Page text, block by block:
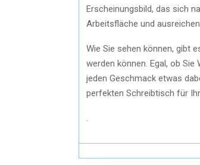
Erscheinungsbild, das sich
Arbeitsfläche und
Wie Sie sehen können, gibt
werden können. Egal, ob
jeden Geschmack etwas
perfekten Schreibtisch für